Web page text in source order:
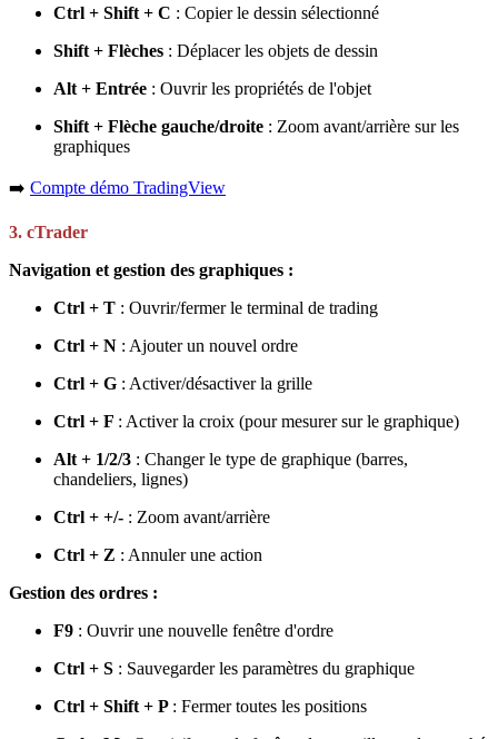
Ctrl + Shift + C : Copier le dessin sélectionné
Shift + Flèches : Déplacer les objets de dessin
Alt + Entrée : Ouvrir les propriétés de l'objet
Shift + Flèche gauche/droite : Zoom avant/arrière sur les
graphiques
➡️ Compte démo TradingView
3. cTrader
Navigation et gestion des graphiques :
Ctrl + T : Ouvrir/fermer le terminal de trading
Ctrl + N : Ajouter un nouvel ordre
Ctrl + G : Activer/désactiver la grille
Ctrl + F : Activer la croix (pour mesurer sur le graphique)
Alt + 1/2/3 : Changer le type de graphique (barres,
chandeliers, lignes)
Ctrl + +/- : Zoom avant/arrière
Ctrl + Z : Annuler une action
Gestion des ordres :
F9 : Ouvrir une nouvelle fenêtre d'ordre
Ctrl + S : Sauvegarder les paramètres du graphique
Ctrl + Shift + P : Fermer toutes les positions